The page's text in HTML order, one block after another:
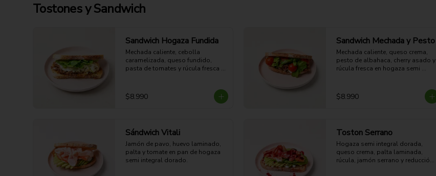
Tostones y Sandwich
Sandwich Hogaza Fundida
Mechada caliente, cebolla
caramelizada, queso fundido,
pasta de tomates y rúcula fresca
28g Proteina - 63g Carbohidratos -
31g grasa - 8g Fibra - 648 Kcal
$8.990
Sandwich Mechada y Pesto
Mechada caliente, queso crema,
pesto de albahaca, cherry asado y
rúcula fresca en hogaza semi
45g grasa - 8g Fibra - 778 Kcal
$8.990
Sándwich Vitali
Jamón de pavo, huevo laminado,
palta y tomate en pan de hogaza
semi integral dorado.
Toston Serrano
Hogaza semi integral dorada,
queso crema, palta laminada,
rúcula, jamón serrano y reducción